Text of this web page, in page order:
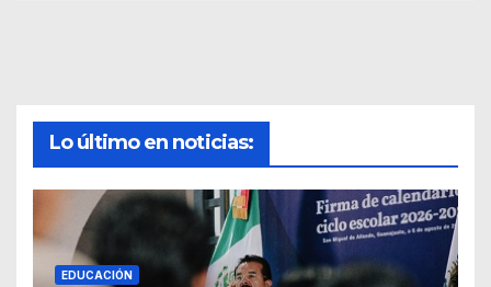
Lo último en noticias:
EDUCACIÓN